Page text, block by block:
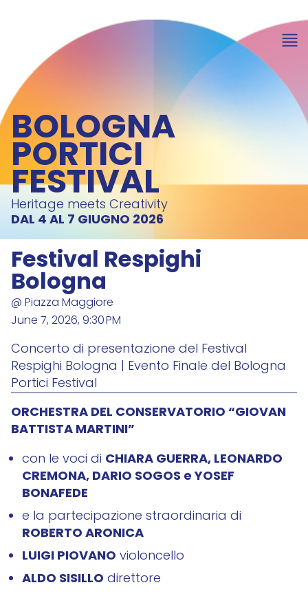
BOLOGNA
PORTICI
FESTIVAL
Heritage meets Creativity
DAL 4 AL 7 GIUGNO 2026
Festival Respighi
Bologna
@ Piazza Maggiore
June 7, 2026, 9:30 PM
Concerto di presentazione del Festival
Respighi Bologna | Evento Finale del Bologna
Portici Festival
ORCHESTRA DEL CONSERVATORIO “GIOVAN
BATTISTA MARTINI”
con le voci di CHIARA GUERRA, LEONARDO
CREMONA, DARIO SOGOS e YOSEF
BONAFEDE
e la partecipazione straordinaria di
ROBERTO ARONICA
LUIGI PIOVANO violoncello
ALDO SISILLO direttore